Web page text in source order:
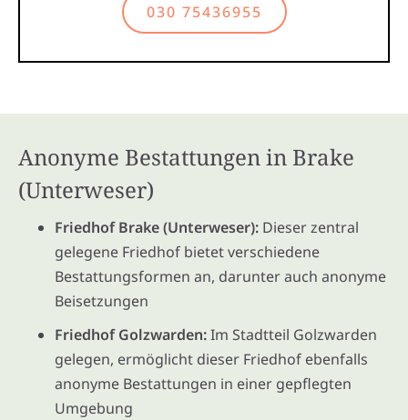
030 75436955
Anonyme Bestattungen in Brake
(Unterweser)
Friedhof Brake (Unterweser): Dieser zentral
gelegene Friedhof bietet verschiedene
Bestattungsformen an, darunter auch anonyme
Beisetzungen
Friedhof Golzwarden:Im Stadtteil Golzwarden
gelegen, ermöglicht dieser Friedhof ebenfalls
anonyme Bestattungen in einer gepflegten
Umgebung